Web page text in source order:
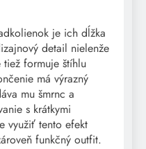
je ich dĺžka
detail nielenže
formuje štíhlu
má výrazný
mu šmrnc a
s krátkymi
využiť tento efekt
funkčný outfit.